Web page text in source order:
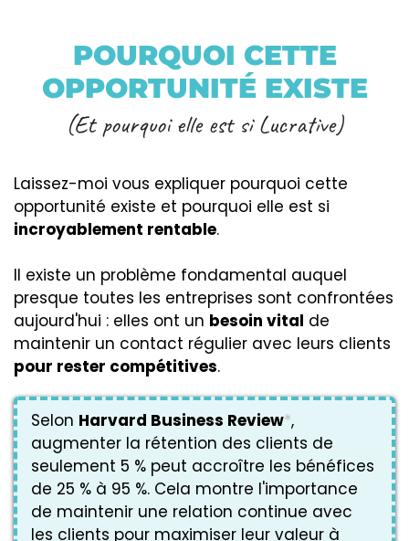
POURQUOI CETTE
OPPORTUNITÉ EXISTE
(Et pourquoi elle est si Lucrative)
Laissez-moi vous expliquer pourquoi cette
opportunité existe et pourquoi elle est si
incroyablement rentable.
Il existe un problème fondamental auquel
presque toutes les entreprises sont confrontées
aujourd'hui : elles ont un besoin vital de
maintenir un contact régulier avec leurs clients
pour rester compétitives.
Selon Harvard Business Review*,
augmenter la rétention des clients de
seulement 5 % peut accroître les bénéfices
de 25 % à 95 %. Cela montre l'importance
de maintenir une relation continue avec
les clients pour maximiser leur valeur à